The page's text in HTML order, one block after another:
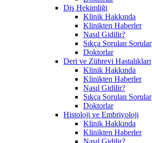
Diş Hekimliği
Klinik Hakkında
Klinikten Haberler
Nasıl Gidilir?
Sıkça Sorulan Sorular
Doktorlar
Deri ve Zührevi Hastalıkları
Klinik Hakkında
Klinikten Haberler
Nasıl Gidilir?
Sıkça Sorulan Sorular
Doktorlar
Histoloji ve Embriyoloji
Klinik Hakkında
Klinikten Haberler
Nasıl Gidilir?